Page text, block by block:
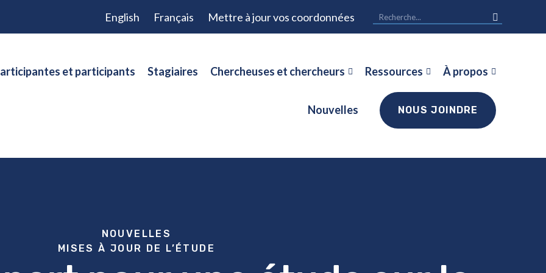
English Français Mettre à jour vos coordonnées
et participants Stagiaires Chercheuses et chercheurs Ressources À propos
Nouvelles NOUS JOINDRE
NOUVELLES
MISES À JOUR DE L’ÉTUDE